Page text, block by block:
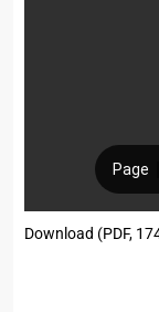
Download (PDF,